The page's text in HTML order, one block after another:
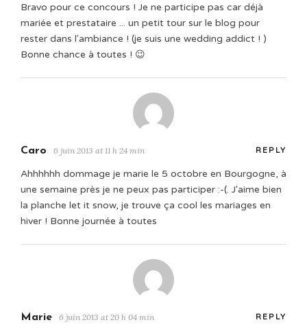
Bravo pour ce concours ! Je ne participe pas car déjà
mariée et prestataire ... un petit tour sur le blog pour
rester dans l'ambiance ! (je suis une wedding addict ! )
Bonne chance à toutes ! 😉
Caro 6 juin 2013 at 11 h 24 min REPLY
Ahhhhhh dommage je marie le 5 octobre en Bourgogne, à
une semaine près je ne peux pas participer :-(. J'aime bien
la planche let it snow, je trouve ça cool les mariages en
hiver ! Bonne journée à toutes
Marie 6 juin 2013 at 20 h 04 min REPLY